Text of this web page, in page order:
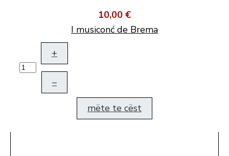
10,00 €
I musiconć de Brema
+
–
mëte te cëst